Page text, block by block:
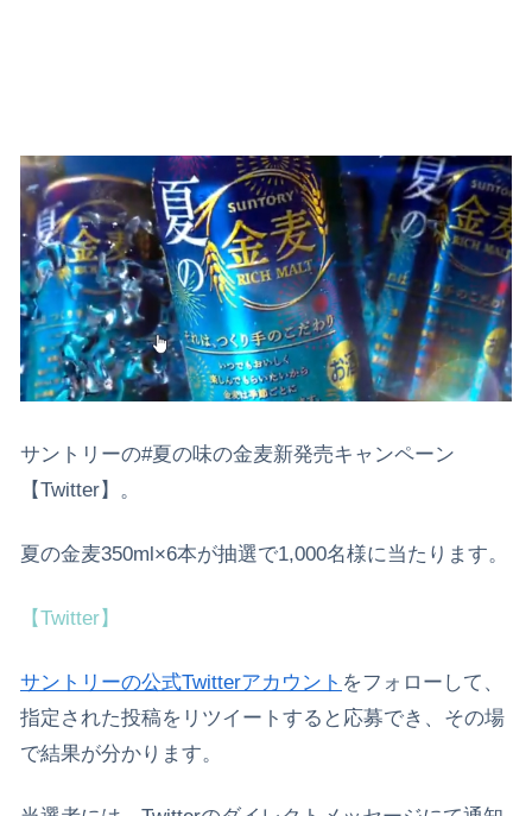
サントリーの#夏の味の金麦新発売キャンペーン
【Twitter】。
夏の金麦350ml×6本が抽選で1,000名様に当たります。
【Twitter】
サントリーの公式Twitterアカウント をフォローして、
指定された投稿をリツイートすると応募でき、その場
で結果が分かります。